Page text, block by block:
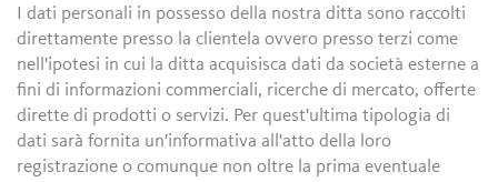
I dati personali in possesso della nostra ditta sono raccolti
direttamente presso la clientela ovvero presso terzi come
nell'ipotesi in cui la ditta acquisisca dati da società esterne a
fini di informazioni commerciali, ricerche di mercato, offerte
dirette di prodotti o servizi. Per quest'ultima tipologia di
dati sarà fornita un'informativa all'atto della loro
registrazione o comunque non oltre la prima eventuale